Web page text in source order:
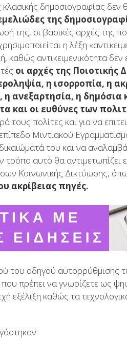
δημοσιογραφίας δεν
της
της, οι βασικές αρχές της
η λέξη
καθώς αντικειμενικότητα
οι αρχές της Ποιοτικής
η ισορροπία, η
ανεξαρτησία, η δημόσια
και οι ευθύνες των
τους πολίτες και για να
Μιντιακού
του και να
αυτό θα
Κοινωνικής Δικτύωσης,
ακρίβειας πηγές.
του οδηγού
πρέπει να γνωρίζετε ως
εξέλιξη καθώς τα